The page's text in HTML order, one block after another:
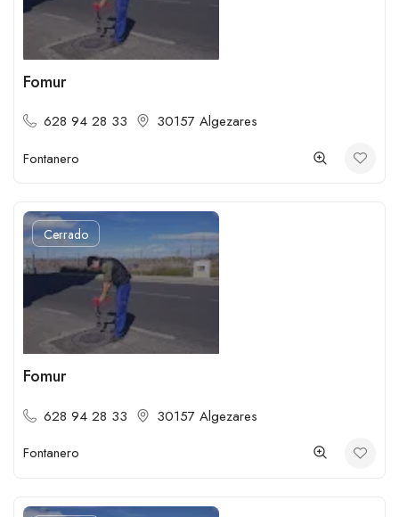
Fomur
628 94 28 33
30157 Algezares
Fontanero
Cerrado
Fomur
628 94 28 33
30157 Algezares
Fontanero